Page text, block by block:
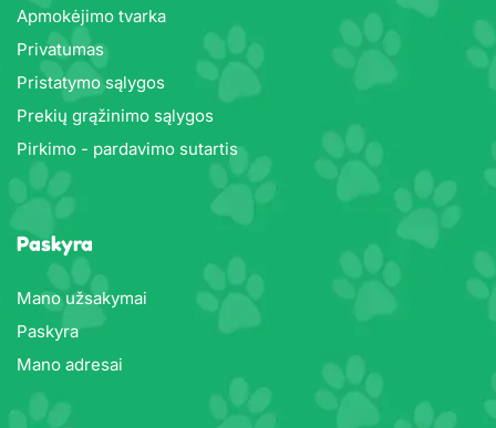
Apmokėjimo tvarka
Privatumas
Pristatymo sąlygos
Prekių grąžinimo sąlygos
Pirkimo - pardavimo sutartis
Paskyra
Mano užsakymai
Paskyra
Mano adresai